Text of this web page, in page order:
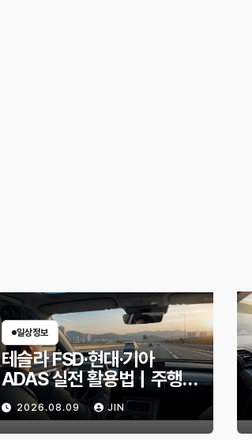
일상정보
테슬라 FSD·현대·기아
ADAS 실전 활용법｜주행
보조를 제대로 쓰면 무엇이
달라질까?
2026.08.09 JIN